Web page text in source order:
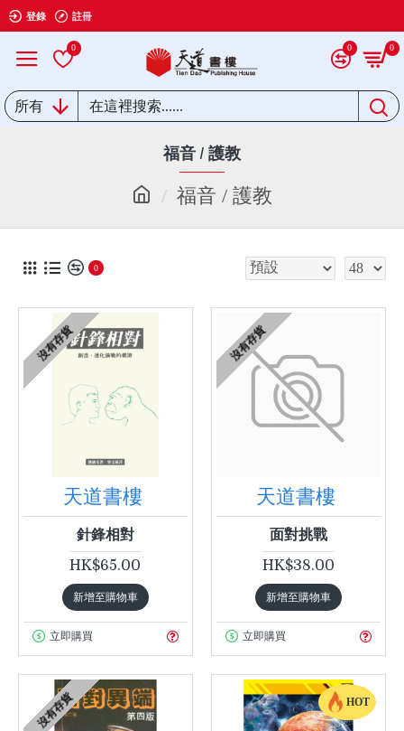
登錄 註冊
0 0 0
所有
福音 / 護教
福音 / 護教
0
沒有存貨
天道書樓
針鋒相對
HK$65.00
新增至購物車
立即購買
沒有存貨
天道書樓
面對挑戰
HK$38.00
新增至購物車
立即購買
沒有存貨 HOT